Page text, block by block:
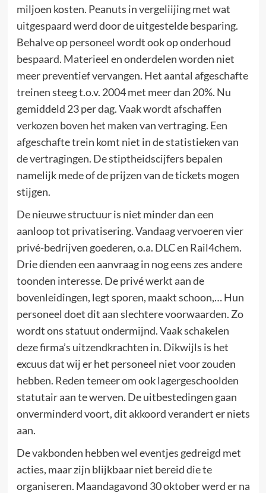
miljoen kosten. Peanuts in vergeliijing met wat
uitgespaard werd door de uitgestelde besparing.
Behalve op personeel wordt ook op onderhoud
bespaard. Materieel en onderdelen worden niet
meer preventief vervangen. Het aantal afgeschafte
treinen steeg t.o.v. 2004 met meer dan 20%. Nu
gemiddeld 23 per dag. Vaak wordt afschaffen
verkozen boven het maken van vertraging. Een
afgeschafte trein komt niet in de statistieken van
de vertragingen. De stiptheidscijfers bepalen
namelijk mede of de prijzen van de tickets mogen
stijgen.
De nieuwe structuur is niet minder dan een
aanloop tot privatisering. Vandaag vervoeren vier
privé-bedrijven goederen, o.a. DLC en Rail4chem.
Drie dienden een aanvraag in nog eens zes andere
toonden interesse. De privé werkt aan de
bovenleidingen, legt sporen, maakt schoon,… Hun
personeel doet dit aan slechtere voorwaarden. Zo
wordt ons statuut ondermijnd. Vaak schakelen
deze firma’s uitzendkrachten in. Dikwijls is het
excuus dat wij er het personeel niet voor zouden
hebben. Reden temeer om ook lagergeschoolden
statutair aan te werven. De uitbestedingen gaan
onverminderd voort, dit akkoord verandert er niets
aan.
De vakbonden hebben wel eventjes gedreigd met
acties, maar zijn blijkbaar niet bereid die te
organiseren. Maandagavond 30 oktober werd er na